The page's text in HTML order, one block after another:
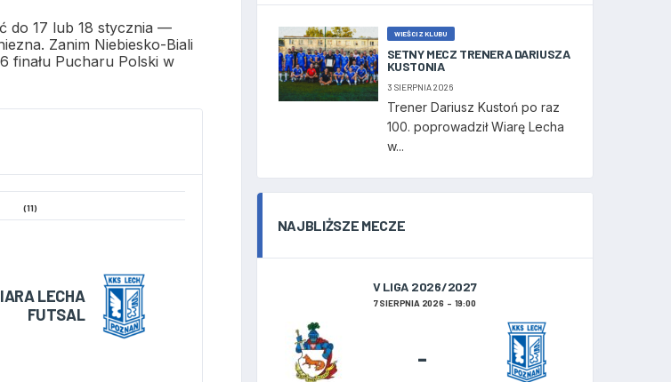
do 17 lub 18 stycznia —
Zanim Niebiesko-Biali
finału Pucharu Polski w
(11)
LECHA
FUTSAL
WIEŚCI Z KLUBU
SETNY MECZ TRENERA DARIUSZA
KUSTONIA
3 SIERPNIA 2026
Trener Dariusz Kustoń po raz
100. poprowadził Wiarę Lecha
w...
NAJBLIŻSZE MECZE
V LIGA 2026/2027
7 SIERPNIA 2026 19:00
-